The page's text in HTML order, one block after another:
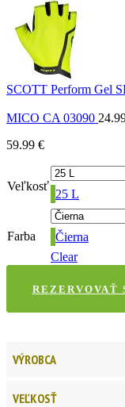
SCOTT Perform Gel
MICO CA 03090
59.99 €
Veľkosť
25 L
Farba
Čierna
Clear
REZERVOVAŤ
VÝROBCA
VEĽKOSŤ